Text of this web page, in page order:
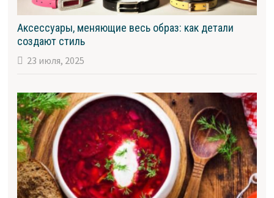
Аксессуары, меняющие весь образ: как детали
создают стиль
23 июля, 2025